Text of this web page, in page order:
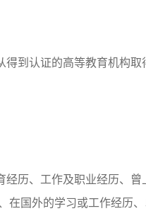
到认证的高等教育机构
经历、工作及职业经历、
在国外的学习或工作经历